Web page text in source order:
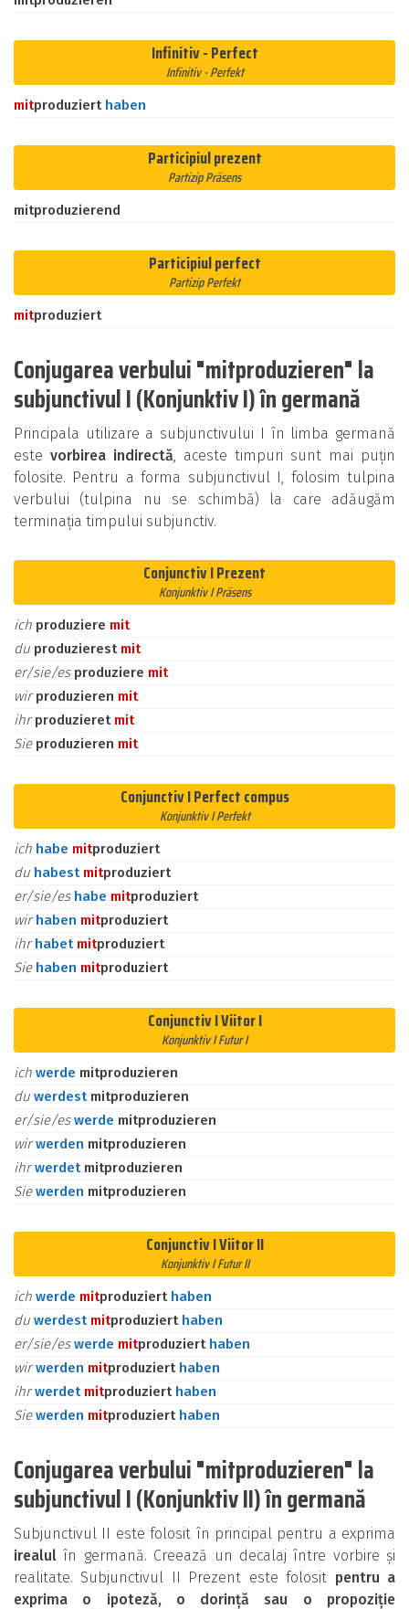
Infinitiv - Perfect
Infinitiv - Perfekt
mitproduziert haben
Participiul prezent
Partizip Präsens
mitproduzierend
Participiul perfect
Partizip Perfekt
mitproduziert
Conjugarea verbului "mitproduzieren" la
subjunctivul I (Konjunktiv I) în germană
Principala utilizare a subjunctivului I în limba germană
este vorbirea indirectă, aceste timpuri sunt mai puțin
folosite. Pentru a forma subjunctivul I, folosim tulpina
verbului (tulpina nu se schimbă) la care adăugăm
terminația timpului subjunctiv.
Conjunctiv I Prezent
Konjunktiv I Präsens
ich produziere mit
du produzierest mit
er/sie/es produziere mit
wirproduzieren mit
ihrproduzieret mit
Sie produzieren mit
Conjunctiv I Perfect compus
Konjunktiv I Perfekt
ich habe mitproduziert
du habest mitproduziert
er/sie/es habe mitproduziert
wirhaben mitproduziert
ihrhabet mitproduziert
Sie haben mitproduziert
Conjunctiv I Viitor I
Konjunktiv I Futur I
ich werde mitproduzieren
du werdest mitproduzieren
er/sie/eswerde mitproduzieren
wirwerden mitproduzieren
ihrwerdet mitproduzieren
Siewerden mitproduzieren
Conjunctiv I Viitor II
Konjunktiv I Futur II
ich werde mitproduziert haben
du werdest mitproduziert haben
er/sie/eswerde mitproduziert haben
wirwerden mitproduziert haben
ihrwerdet mitproduziert haben
Siewerden mitproduziert haben
Conjugarea verbului "mitproduzieren" la
subjunctivul I (Konjunktiv II) în germană
Subjunctivul II este folosit în principal pentru a exprima
irealul în germană. Creează un decalaj între vorbire și
realitate. Subjunctivul II Prezent este folosit pentru a
exprima o ipoteză, o dorință sau o propoziție